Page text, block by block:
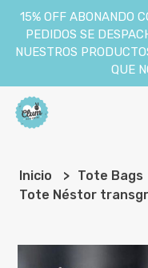
15% OFF ABONANDO
PEDIDOS SE
NUESTROS
QUE
Inicio
Tote Bags
Tote Néstor